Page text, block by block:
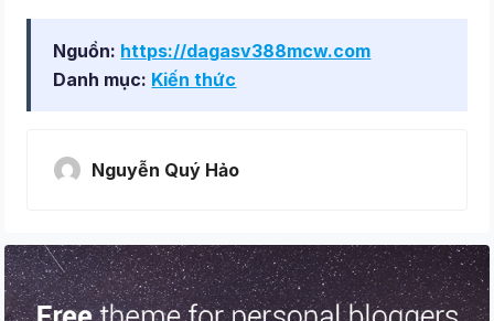
Nguồn: https://dagasv388mcw.com
Danh mục: Kiến thức
Nguyễn Quý Hảo